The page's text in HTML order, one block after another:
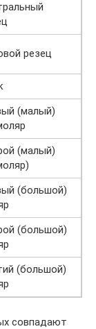
резец
(малый)
(малый)
(большой)
(большой)
(большой)
совпадают